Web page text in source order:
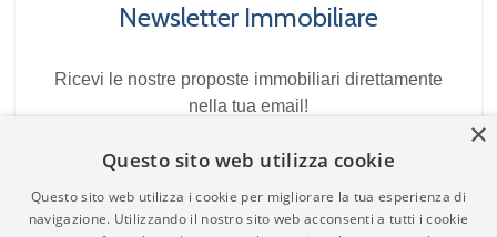
Newsletter Immobiliare
Ricevi le nostre proposte immobiliari direttamente
nella tua email!
×
Questo sito web utilizza cookie
Questo sito web utilizza i cookie per migliorare la tua esperienza di
navigazione. Utilizzando il nostro sito web acconsenti a tutti i cookie